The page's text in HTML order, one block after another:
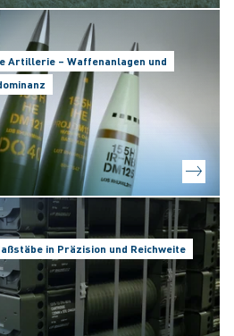
Artillerie – Waffenanlagen und
in Präzision und Reichweite